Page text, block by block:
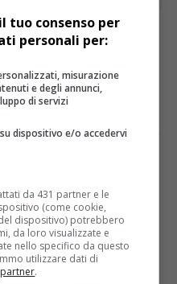
in transito
il sole continuerà
alcune velature
consistenza.
raggiungerà i
tuo consenso per
personali per:
misurazione
e degli annunci,
di servizi
dispositivo e/o accedervi
da 431 partner e le
(come cookie,
dispositivo) potrebbero
da loro visualizzate e
nello specifico da questo
utilizzare dati di
.